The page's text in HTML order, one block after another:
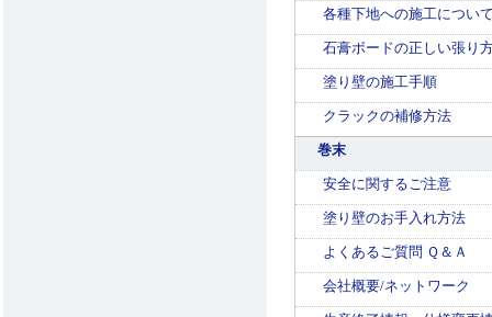
各種下地への施工につい
石膏ボードの正しい張り
塗り壁の施工手順
クラックの補修方法
巻末
安全に関するご注意
塗り壁のお手入れ方法
よくあるご質問 Ｑ＆Ａ
会社概要/ネットワーク